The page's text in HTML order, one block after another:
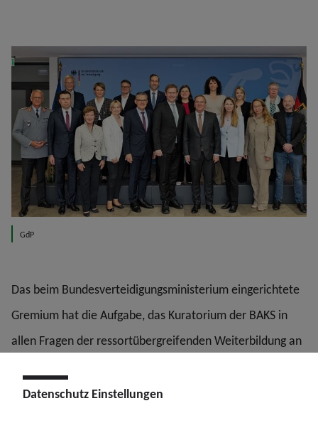
GdP
Das beim Bundesverteidigungsministerium eingerichtete
Gremium hat die Aufgabe, das Kuratorium der BAKS in
allen Fragen der ressortübergreifenden Weiterbildung an
und Gestalt der Lehre sowie zu ihrer Fortentwicklung ab
Datenschutz Einstellungen